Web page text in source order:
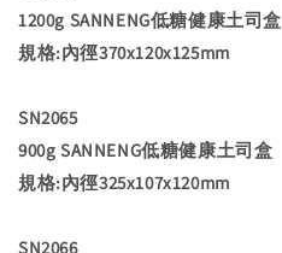
1200g SANNENG低糖健康土司盒
規格:內徑370x120x125mm
SN2065
900g SANNENG低糖健康土司盒
規格:內徑325x107x120mm
SN2066